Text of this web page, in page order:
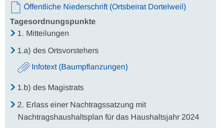
Öffentliche Niederschrift (Ortsbeirat Dortelweil)
Tagesordnungspunkte
1. Mitteilungen
1.a) des Ortsvorstehers
Infotext (Baumpflanzungen)
1.b) des Magistrats
2. Erlass einer Nachtragssatzung mit
Nachtragshaushaltsplan für das Haushaltsjahr 2024